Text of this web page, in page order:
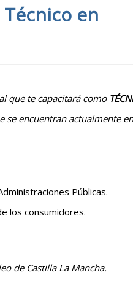
en
que te capacitará como
se encuentran actualmente
Públicas.
los consumidores.
de Castilla La Mancha.